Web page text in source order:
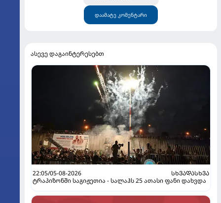
დაამატე კომენტარი
ასევე დაგაინტერესებთ
22:05/05-08-2026
ᲡᲮᲕᲐᲓᲐᲡᲮᲕᲐ
ტრაპიზონში საგიჟეთია - სალაჰს 25 ათასი ფანი დახვდა